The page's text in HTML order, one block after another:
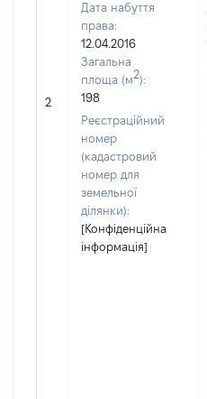
2
Дата набуття
права:
12.04.2016
Загальна
площа (м2):
198
Реєстраційний
номер
(кадастровий
номер для
земельної
ділянки):
[Конфіденційна
інформація]